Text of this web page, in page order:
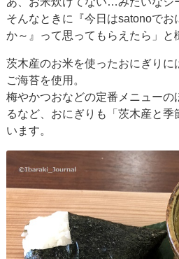
そんなときに『今日はsatonoでお
か～』って思ってもらえたら」と
茨木産のお米を使ったおにぎりに
ご海苔を使用。
梅やかつおなどの定番メニューの
るなど、おにぎりも「茨木産と季
います。